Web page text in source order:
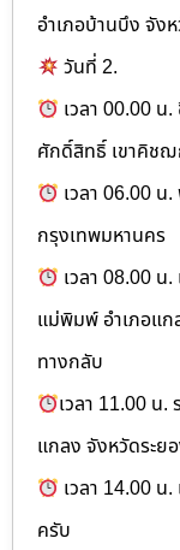
อำเภอบ้านบึง จัง
วันที่ 2.
เวลา 00.00
ศักดิ์สิทธิ์ เขาคิชฌ
เวลา 06.00
กรุงเทพมหานคร
เวลา 08.00 น
แม่พิมพ์ อำเภอแก
ทางกลับ
เวลา 11.00 น
แกลง จังหวัดระย
เวลา 14.00
ครับ